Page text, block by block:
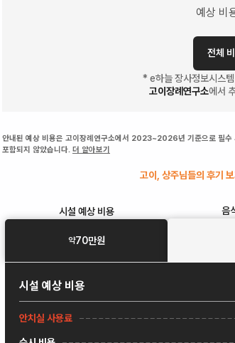
예상 비
전체
* e하늘 장사정보시스
고이장례연구소에서
안내된 예상 비용은 고이장례연구소에서 2023~2026년 기준으로 필수
포함되지 않았습니다. 더 알아보기
고이, 상주님들의 후기 보
시설 예상 비용
약70만원
음
시설 예상 비용
안치실 사용료